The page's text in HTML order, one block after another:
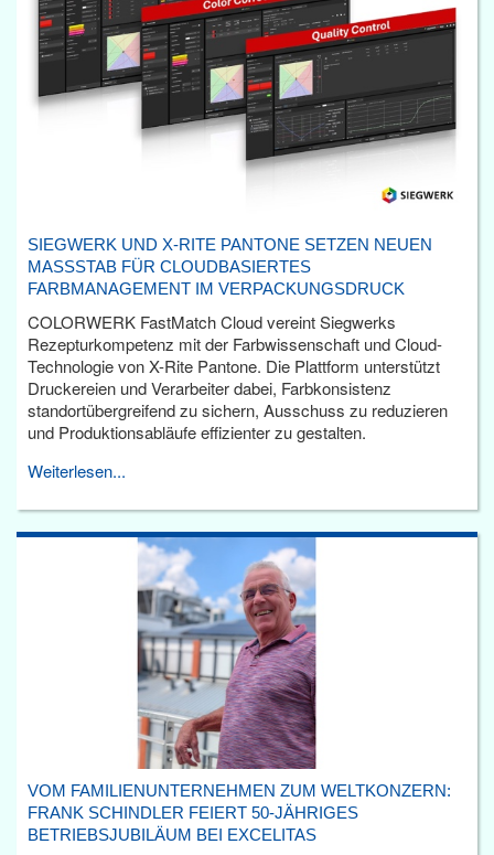
SIEGWERK UND X-RITE PANTONE SETZEN NEUEN
MASSSTAB FÜR CLOUDBASIERTES F
ARBMANAGEMENT IM VERPACKUNGSDRUCK
COLORWERK FastMatch Cloud vereint Siegwerks
Rezepturkompetenz mit der Farbwissenschaft und Cloud-
Technologie von X-Rite Pantone. Die Plattform unterstützt
Druckereien und Verarbeiter dabei, Farbkonsistenz
standortübergreifend zu sichern, Ausschuss zu reduzieren
und Produktionsabläufe effizienter zu gestalten.
Weiterlesen...
VOM FAMILIENUNTERNEHMEN ZUM WELTKONZERN:
FRANK SCHINDLER FEIERT 50-JÄHRIGES
BETRIEBSJUBILÄUM BEI EXCELITAS